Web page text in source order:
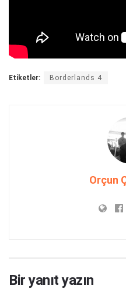
Etiketler: Borderlands 4
Orçun
Bir yanıt yazın